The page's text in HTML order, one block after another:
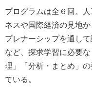
プログラムは全６回。
ネスや国際経済の見地
プレナーシップを通し
など、探求学習に必要
理」「分析・まとめ」
ている。